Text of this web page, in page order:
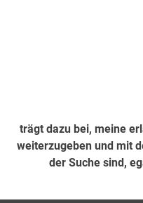
trägt dazu bei, meine
weiterzugeben und mit
der Suche sind,